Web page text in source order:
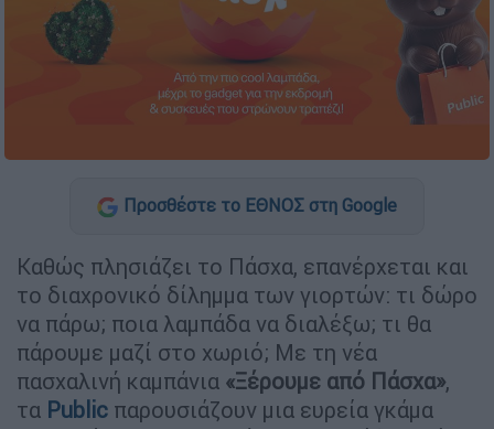
Προσθέστε το ΕΘΝΟΣ στη Google
Καθώς πλησιάζει το Πάσχα, επανέρχεται και
το διαχρονικό δίλημμα των γιορτών: τι δώρο
να πάρω; ποια λαμπάδα να διαλέξω; τι θα
πάρουμε μαζί στο χωριό; Με τη νέα
πασχαλινή καμπάνια «Ξέρουμε από Πάσχα»,
τα Public παρουσιάζουν μια ευρεία γκάμα